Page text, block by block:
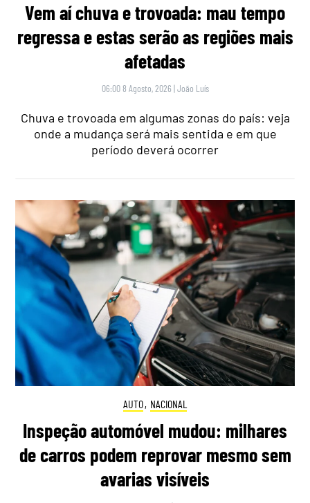
Vem aí chuva e trovoada: mau tempo
regressa e estas serão as regiões mais
afetadas
06:00 8 Agosto, 2026 |João Luís
Chuva e trovoada em algumas zonas do país: veja
onde a mudança será mais sentida e em que
período deverá ocorrer
AUTO, NACIONAL
Inspeção automóvel mudou: milhares
de carros podem reprovar mesmo sem
avarias visíveis